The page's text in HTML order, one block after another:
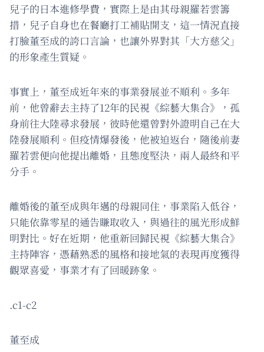
兒子的日本進修學費，實際上是由其母親羅若雲籌
措，兒子自身也在餐廳打工補貼開支，這一情況直接
打臉董至成的誇口言論，也讓外界對其「大方慈父」
的形象產生質疑。
事實上，董至成近年來的事業發展並不順利。多年
前，他曾辭去主持了12年的民視《綜藝大集合》，孤
身前往大陸尋求發展，彼時他還曾對外證明自己在大
陸發展順利。但疫情爆發後，他被迫返台，隨後前妻
羅若雲便向他提出離婚，且態度堅決，兩人最終和平
分手。
離婚後的董至成與年邁的母親同住，事業陷入低谷，
只能依靠零星的通告賺取收入，與過往的風光形成鮮
明對比。好在近期，他重新回歸民視《綜藝大集合》
主持陣容，憑藉熟悉的風格和接地氣的表現再度獲得
觀眾喜愛，事業才有了回暖跡象。
.c1-c2
董至成